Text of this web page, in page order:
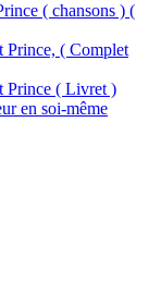
( chansons ) (
Prince, ( Complet
Prince ( Livret )
en soi-même